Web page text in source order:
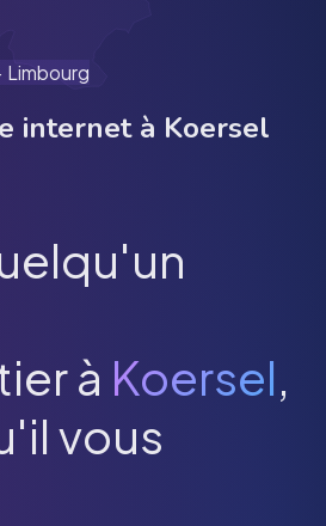
· Limbourg
internet à Koersel
à Koersel,
vous